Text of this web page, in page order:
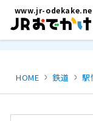
www.jr-
HOME 鉄道 駅